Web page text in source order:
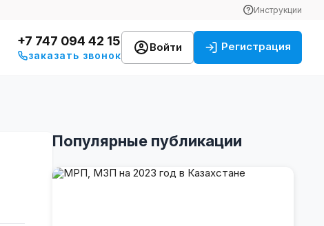
Инструкции
+7 747 094 42 15
заказать звонок
Войти Регистрация
Популярные публикации